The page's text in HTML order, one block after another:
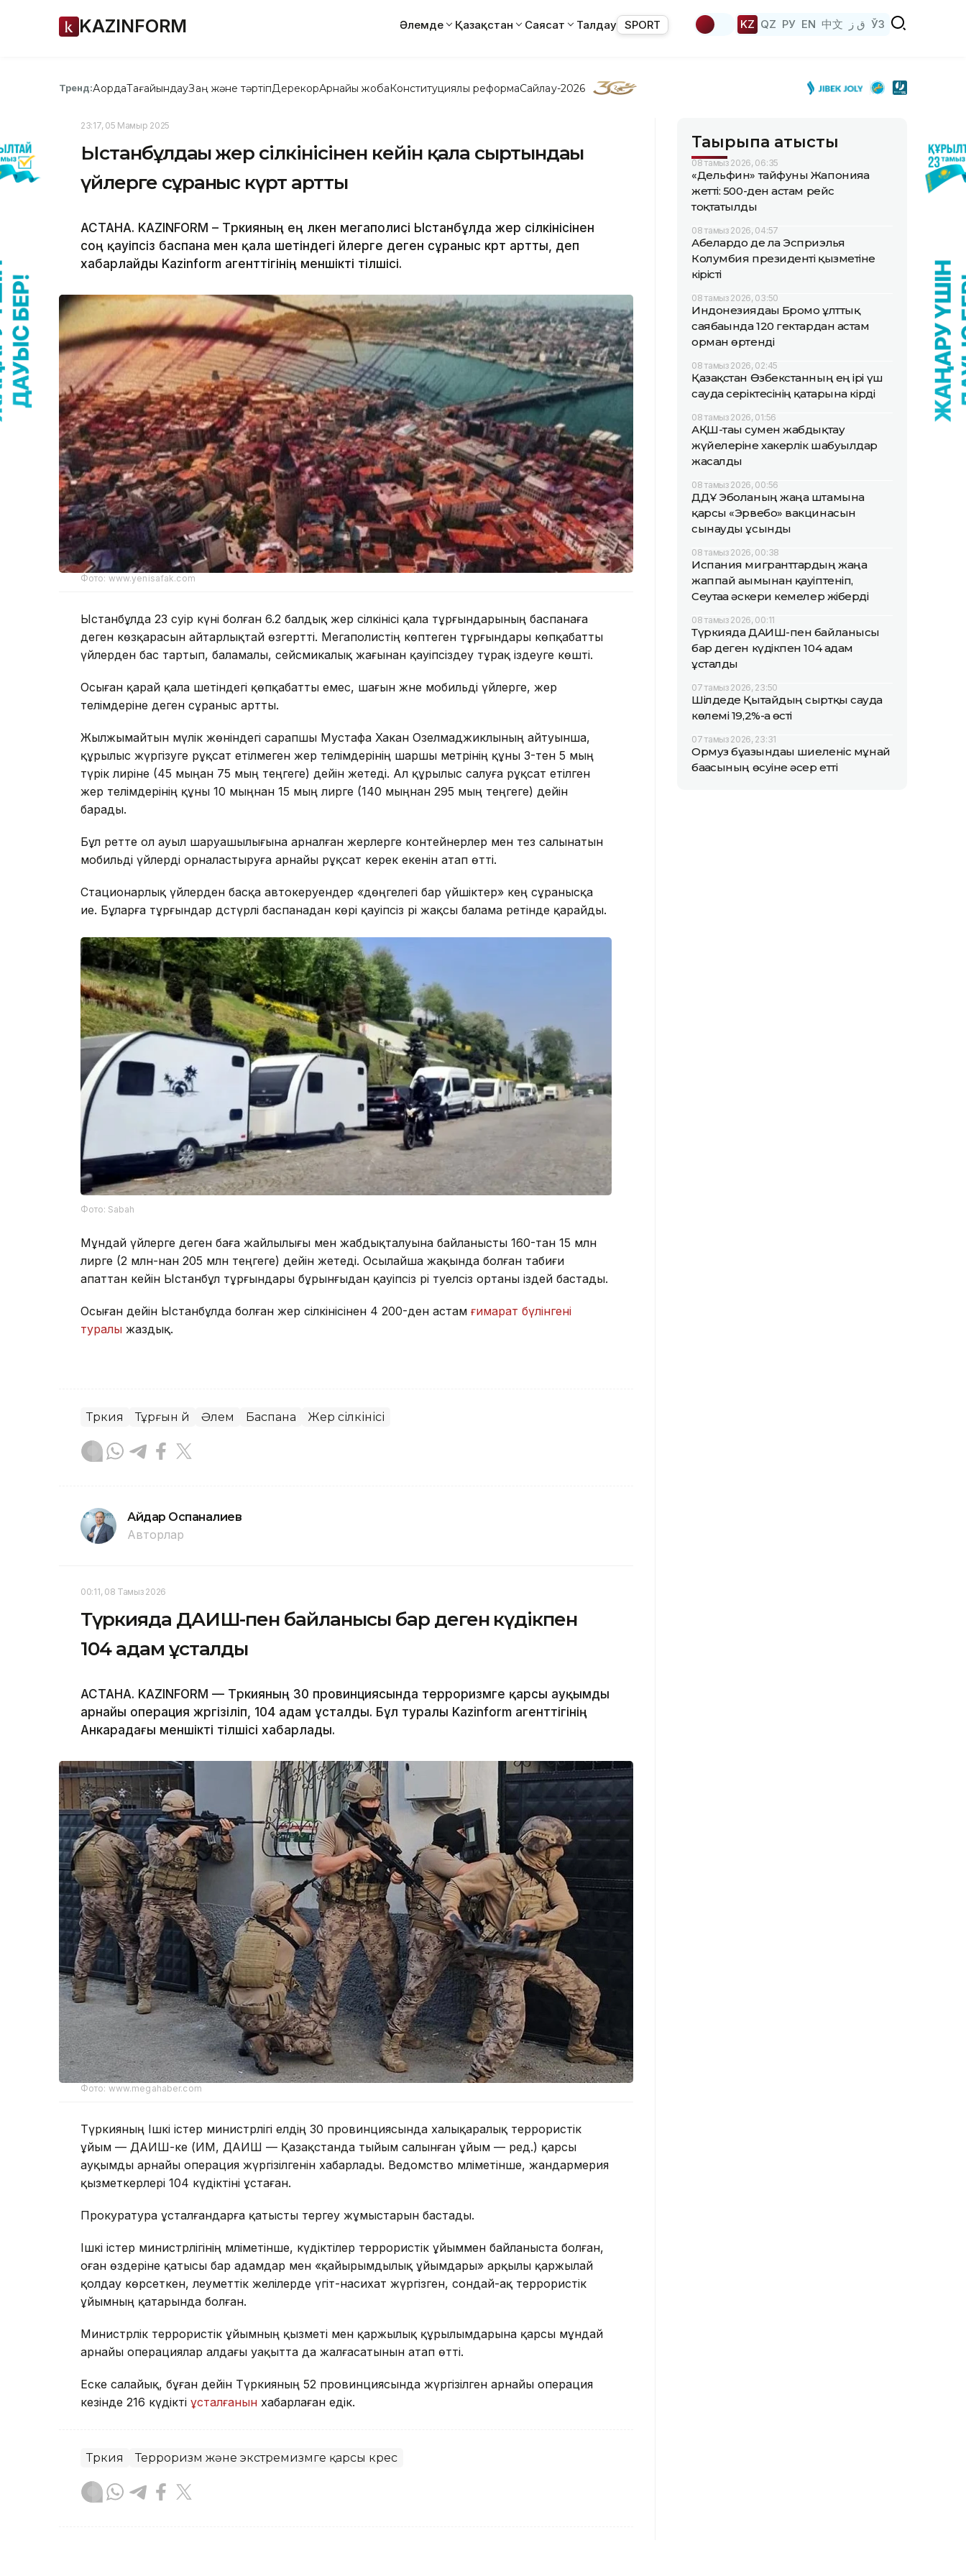
KAZINFORM Әлемде Қазақстан Саясат Талдау SPORT KZ QZ РУ EN 中文 ق ز ЎЗ
Тренд:АқордаТағайындауЗаң және тәртіпДерекқорАрнайы жобаКонституциялық реформаСайлау-2026
23:17, 05 Мамыр 2025
Ыстанбұлдағы жер сілкінісінен кейін қала сыртындағы
үйлерге сұраныс күрт артты
АСТАНА. KAZINFORM – Түркияның ең үлкен мегаполисі Ыстанбұлда жер сілкінісінен
соң қауіпсіз баспана мен қала шетіндегі үйлерге деген сұраныс күрт артты, деп
хабарлайды Kazinform агенттігінің меншікті тілшісі.
Фото: www.yenisafak.com
Ыстанбұлда 23 сәуір күні болған 6.2 балдық жер сілкінісі қала тұрғындарының баспанаға
деген көзқарасын айтарлықтай өзгертті. Мегаполистің көптеген тұрғындары көпқабатты
үйлерден бас тартып, баламалы, сейсмикалық жағынан қауіпсіздеу тұрақ іздеуге көшті.
Осыған қарай қала шетіндегі қөпқабатты емес, шағын және мобильді үйлерге, жер
телімдеріне деген сұраныс артты.
Жылжымайтын мүлік жөніндегі сарапшы Мустафа Хакан Озелмаджиклының айтуынша,
құрылыс жүргізуге рұқсат етілмеген жер телімдерінің шаршы метрінің құны 3-тен 5 мың
түрік лиріне (45 мыңан 75 мың теңгеге) дейін жетеді. Ал құрылыс салуға рұқсат етілген
жер телімдерінің құны 10 мыңнан 15 мың лирге (140 мыңнан 295 мың теңгеге) дейін
барады.
Бұл ретте ол ауыл шаруашылығына арналған жерлерге контейнерлер мен тез салынатын
мобильді үйлерді орналастыруға арнайы рұқсат керек екенін атап өтті.
Стационарлық үйлерден басқа автокеруендер «дөңгелегі бар үйшіктер» кең сұранысқа
ие. Бұларға тұрғындар дәстүрлі баспанадан көрі қауіпсіз әрі жақсы балама ретінде қарайды.
Фото: Sabah
Мұндай үйлерге деген баға жайлылығы мен жабдықталуына байланысты 160-тан 15 млн
лирге (2 млн-нан 205 млн теңгеге) дейін жетеді. Осылайша жақында болған табиғи
апаттан кейін Ыстанбұл тұрғындары бұрынғыдан қауіпсіз әрі тәуелсіз ортаны іздей бастады.
Осыған дейін Ыстанбұлда болған жер сілкінісінен 4 200-ден астам ғимарат бүлінгені
туралы жаздық.
Түркия Тұрғын үй Әлем Баспана Жер сілкінісі
Айдар Оспаналиев
Авторлар
00:11, 08 Тамыз 2026
Түркияда ДАИШ-пен байланысы бар деген күдікпен
104 адам ұсталды
АСТАНА. KAZINFORM — Түркияның 30 провинциясында терроризмге қарсы ауқымды
арнайы операция жүргізіліп, 104 адам ұсталды. Бұл туралы Kazinform агенттігінің
Анкарадағы меншікті тілшісі хабарлады.
Фото: www.megahaber.com
Түркияның Ішкі істер министрлігі елдің 30 провинциясында халықаралық террористік
ұйым — ДАИШ-ке (ИМ, ДАИШ — Қазақстанда тыйым салынған ұйым — ред.) қарсы
ауқымды арнайы операция жүргізілгенін хабарлады. Ведомство мәліметінше, жандармерия
қызметкерлері 104 күдіктіні ұстаған.
Прокуратура ұсталғандарға қатысты тергеу жұмыстарын бастады.
Ішкі істер министрлігінің мәліметінше, күдіктілер террористік ұйыммен байланыста болған,
оған өздеріне қатысы бар адамдар мен «қайырымдылық ұйымдары» арқылы қаржылай
қолдау көрсеткен, әлеуметтік желілерде үгіт-насихат жүргізген, сондай-ақ террористік
ұйымның қатарында болған.
Министрлік террористік ұйымның қызметі мен қаржылық құрылымдарына қарсы мұндай
арнайы операциялар алдағы уақытта да жалғасатынын атап өтті.
Еске салайық, бұған дейін Түркияның 52 провинциясында жүргізілген арнайы операция
кезінде 216 күдікті ұсталғанын хабарлаған едік.
Түркия Терроризм және экстремизмге қарсы күрес
Тақырыпқа қатысты
08 тамыз 2026, 06:35
«Дельфин» тайфуны Жапонияға
жетті: 500-ден астам рейс
тоқтатылды
08 тамыз 2026, 04:57
Абелардо де ла Эсприэлья
Колумбия президенті қызметіне
кірісті
08 тамыз 2026, 03:50
Индонезиядағы Бромо ұлттық
саябағында 120 гектардан астам
орман өртенді
08 тамыз 2026, 02:45
Қазақстан Өзбекстанның ең ірі үш
сауда серіктесінің қатарына кірді
08 тамыз 2026, 01:56
АҚШ-тағы сумен жабдықтау
жүйелеріне хакерлік шабуылдар
жасалды
08 тамыз 2026, 00:56
ДДҰ Эболаның жаңа штамына
қарсы «Эрвебо» вакцинасын
сынауды ұсынды
08 тамыз 2026, 00:38
Испания мигранттардың жаңа
жаппай ағымынан қауіптеніп,
Сеутаға әскери кемелер жіберді
08 тамыз 2026, 00:11
Түркияда ДАИШ-пен байланысы
бар деген күдікпен 104 адам
ұсталды
07 тамыз 2026, 23:50
Шілдеде Қытайдың сыртқы сауда
көлемі 19,2%-ға өсті
07 тамыз 2026, 23:31
Ормуз бұғазындағы шиеленіс мұнай
бағасының өсуіне әсер етті